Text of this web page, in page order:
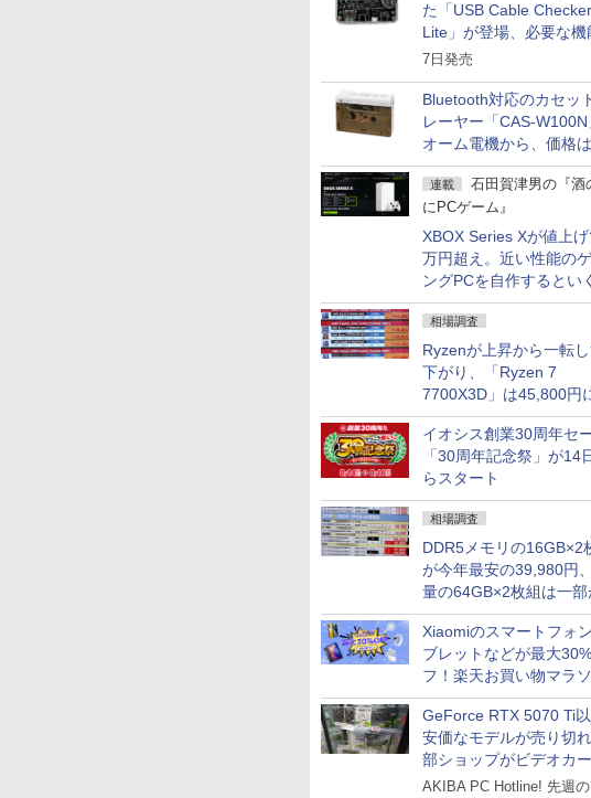
た「USB Cable Checker
Lite」が登場、必要な機
凝縮しコンパクトに
7日発売
Bluetooth対応のカセッ
レーヤー「CAS-
オーム電機から、価格は
5,940円
連載
石田賀津男の『酒
にPCゲーム』
XBOX Series Xが値上
万円超え。近い性能の
ングPCを自作するとい
になる？
相場調査
Ryzenが上昇から一転
下がり、「Ryzen 7
7700X3D」は45,800円
落し「Ryzen 7
との価格逆転解消 [8月前
CPU価格]
イオシス創業30周年セ
「30周年記念祭」が14
らスタート
相場調査
DDR5メモリの16GB×2
が今年最安の39,980円
量の64GB×2枚組は一部
騰 [8月前半のメモリ価
Xiaomiのスマートフォ
ブレットなどが最大
フ！楽天お買い物マラ
GeForce RTX 5070 Ti
安価なモデルが売り切
部ショップがビデオカー
購入制限を実施したニュ
AKIBA PC Hotline! 先週の